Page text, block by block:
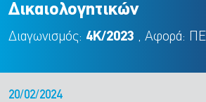
Δικαιολογητικών
Διαγωνισμός: 4Κ/2023 , Αφορά:
20/02/2024